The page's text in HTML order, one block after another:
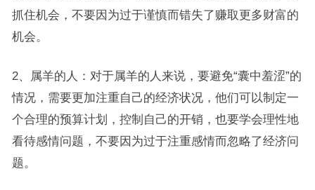
抓住机会，不要因为过于谨慎而错失了赚取更多财富的
机会。
2、属羊的人：对于属羊的人来说，要避免“囊中羞涩”的
情况，需要更加注重自己的经济状况，他们可以制定一
个合理的预算计划，控制自己的开销，也要学会理性地
看待感情问题，不要因为过于注重感情而忽略了经济问
题。